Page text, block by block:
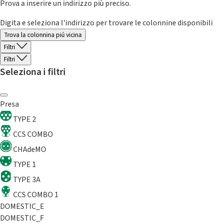
Prova a inserire un indirizzo più preciso.
Digita e seleziona l'indirizzo per trovare le colonnine disponibili
Trova la colonnina piú vicina
Filtri
Filtri
Seleziona i filtri
Presa
TYPE 2
CCS COMBO
CHAdeMO
TYPE 1
TYPE 3A
CCS COMBO 1
DOMESTIC_E
DOMESTIC_F